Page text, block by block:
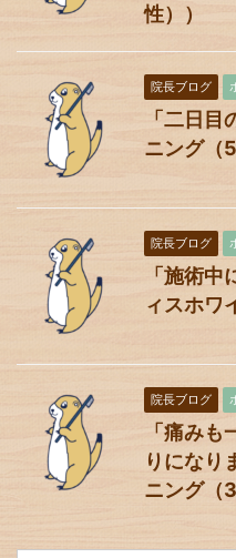
性））
院長ブログ
「二日
ニング（
院長ブログ
「施術
ィスホワ
院長ブログ
「痛み
りになり
ニング（